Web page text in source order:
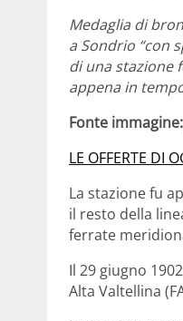
Medaglia di
a Sondrio “con
di una stazione
appena in
Fonte
LE OFFERTE DI
La stazione fu
il resto della
ferrate
Il 29 giugno
Alta Valtellina